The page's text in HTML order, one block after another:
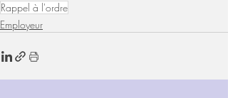
Rappel à l'ordre
Employeur